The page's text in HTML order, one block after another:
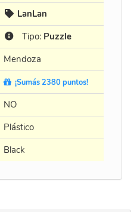
LanLan
Tipo: Puzzle
Mendoza
¡Sumás 2380 puntos!
NO
Plástico
Black